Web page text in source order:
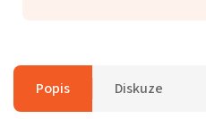
Popis Diskuze